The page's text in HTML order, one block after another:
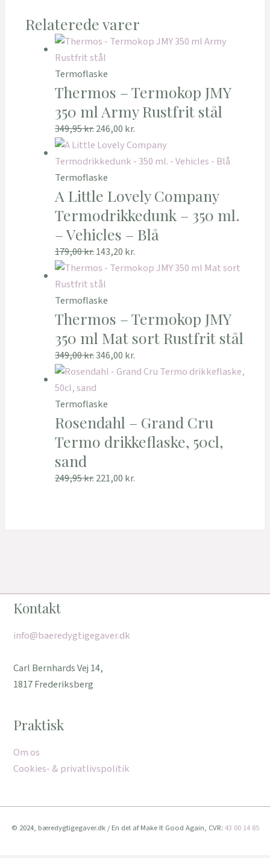
Relaterede varer
Termoflaske
Thermos – Termokop JMY
350 ml Army Rustfrit stål
349,95kr.246,00 kr.
Termoflaske
A Little Lovely Company
Termodrikkedunk – 350 ml.
– Vehicles – Blå
179,00kr.143,20 kr.
Termoflaske
Thermos – Termokop JMY
350 ml Mat sort Rustfrit stål
349,00kr.346,00 kr.
Termoflaske
Rosendahl – Grand Cru
Termo drikkeflaske, 50cl,
sand
249,95kr.221,00 kr.
Kontakt
info@baeredygtigegaver.dk
Carl Bernhards Vej 14,
1817 Frederiksberg
Praktisk
Om os
Cookies- & privatlivspolitik
© 2024, bæredygtigegaver.dk / En del af Make It Good Again, CVR: 43 00 14 85